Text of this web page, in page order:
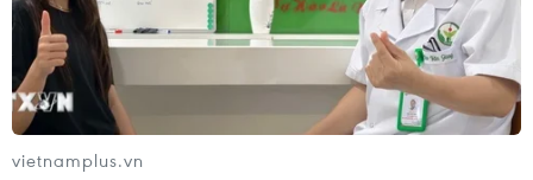
24 năm tù cho đôi vợ chồng tổ chức
“bay lắc” trong quán karaoke
05/08/2026 13:41
vietnamplus.vn